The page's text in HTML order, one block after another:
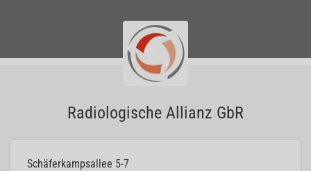
Radiologische Allianz GbR
Schäferkampsallee 5-7